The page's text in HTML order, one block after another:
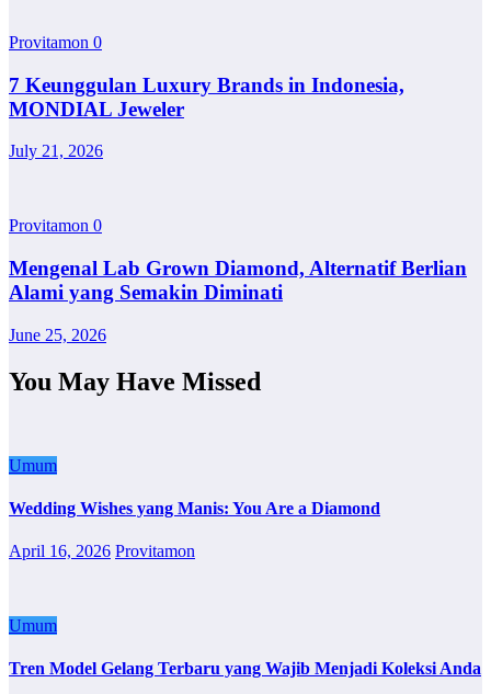
Provitamon 0
7 Keunggulan Luxury Brands in Indonesia,
MONDIAL Jeweler
July 21, 2026
Provitamon 0
Mengenal Lab Grown Diamond, Alternatif Berlian
Alami yang Semakin Diminati
June 25, 2026
You May Have Missed
Umum
Wedding Wishes yang Manis: You Are a Diamond
April 16, 2026 Provitamon
Umum
Tren Model Gelang Terbaru yang Wajib Menjadi Koleksi Anda